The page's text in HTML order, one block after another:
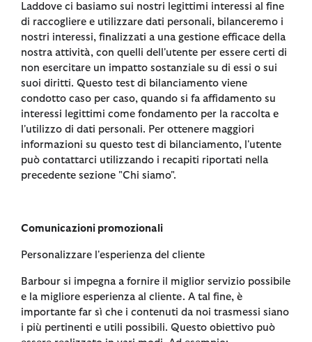
Laddove ci basiamo sui nostri legittimi interessi al fine
di raccogliere e utilizzare dati personali, bilanceremo i
nostri interessi, finalizzati a una gestione efficace della
nostra attività, con quelli dell'utente per essere certi di
non esercitare un impatto sostanziale su di essi o sui
suoi diritti. Questo test di bilanciamento viene
condotto caso per caso, quando si fa affidamento su
interessi legittimi come fondamento per la raccolta e
l'utilizzo di dati personali. Per ottenere maggiori
informazioni su questo test di bilanciamento, l'utente
può contattarci utilizzando i recapiti riportati nella
precedente sezione "Chi siamo".
Comunicazioni promozionali
Personalizzare l'esperienza del cliente
Barbour si impegna a fornire il miglior servizio possibile
e la migliore esperienza al cliente. A tal fine, è
importante far sì che i contenuti da noi trasmessi siano
i più pertinenti e utili possibili. Questo obiettivo può